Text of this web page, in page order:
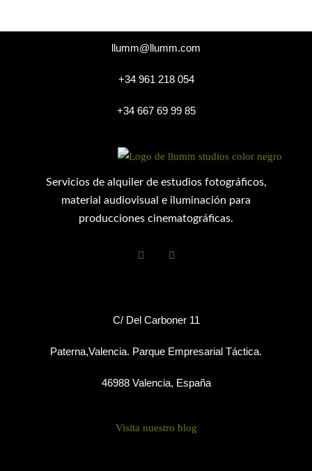
llumm@llumm.com
+34 961 218 054
+34 667 69 99 85
Servicios de alquiler de estudios fotográficos,
material audiovisual e iluminación para
producciones cinematográficas.
C/ Del Carboner 11
Paterna,Valencia. Parque Empresarial Táctica.
46988 Valencia, España
Visita nuestro blog